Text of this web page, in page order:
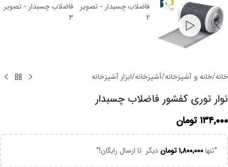
خانه/خانه و آشپزخانه/آشپزخانه/ابزار آشپزخانه
نوار توری کفشور فاضلاب چسبدار
۱۳۴,۰۰۰ تومان
"تنها۱,۸۰۰,۰۰۰تومان دیگر تا ارسال رایگان!"